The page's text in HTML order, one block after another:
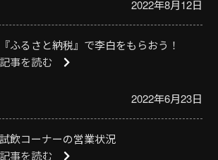
2022年8月12日
『ふるさと納税』で李白をもらおう！
記事を読む
2022年6月23日
試飲コーナーの営業状況
記事を読む